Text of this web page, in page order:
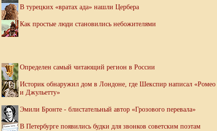
В турецких «вратах ада» нашли Цербера
Как простые люди становились небожителями
Определен самый читающий регион в России
Историк обнаружил дом в Лондоне, где Шекспир написал «Ромео
и Джульетту»
Эмили Бронте - блистательный автор «Грозового перевала»
В Петербурге появились будки для звонков советским поэтам